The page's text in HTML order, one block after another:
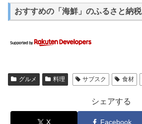
おすすめの「海鮮」のふるさと納税
グルメ 料理 サブスク 食材
シェアする
X Facebook